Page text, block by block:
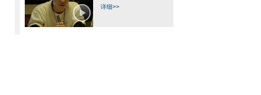
详细>>